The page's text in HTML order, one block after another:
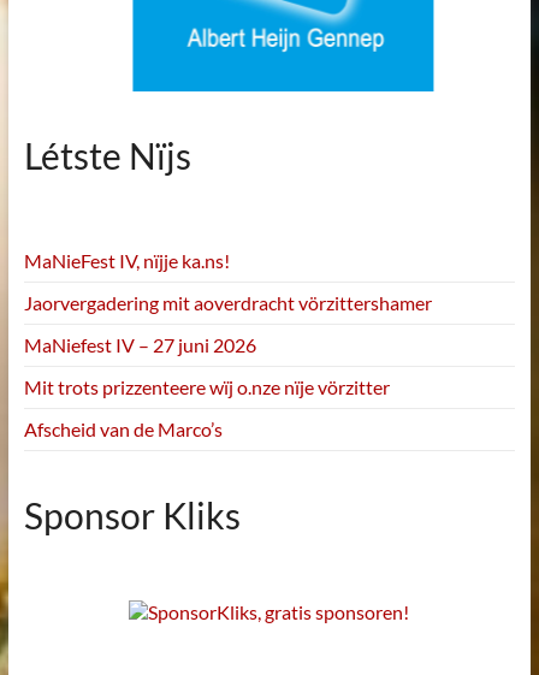
Létste Nïjs
MaNieFest IV, nïjje ka.ns!
Jaorvergadering mit aoverdracht vörzittershamer
MaNiefest IV – 27 juni 2026
Mit trots prizzenteere wïj o.nze nïje vörzitter
Afscheid van de Marco’s
Sponsor Kliks